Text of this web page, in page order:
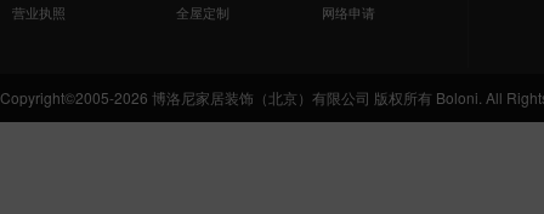
营业执照
全屋定制
网络申请
Copyright©2005-2026 博洛尼家居装饰（北京）有限公司 版权所有 Boloni. All